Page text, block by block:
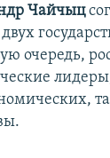
Чайчыц
очередь,